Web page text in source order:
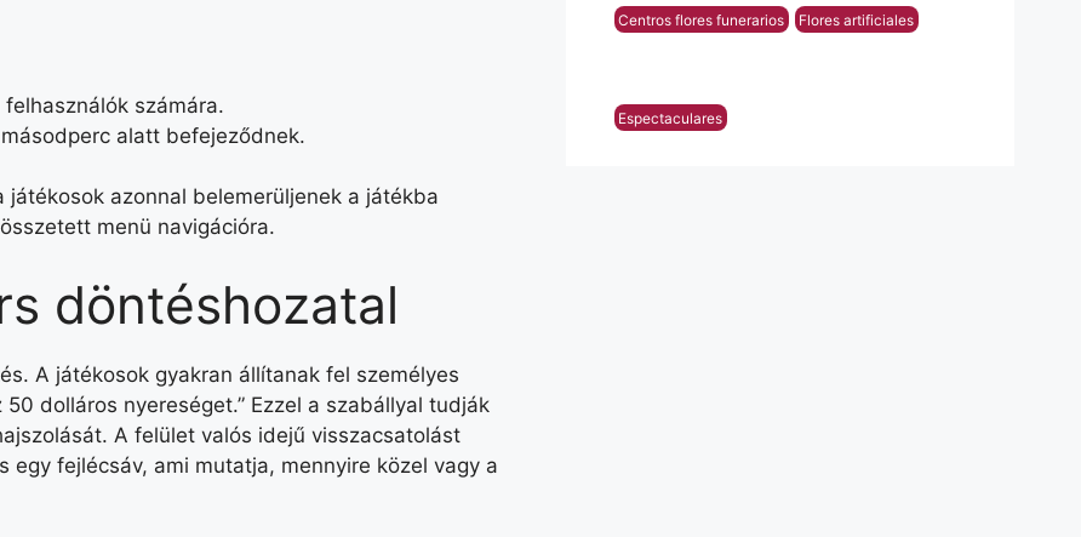
számára.
alatt befejeződnek.
azonnal belemerüljenek a játékba
menü navigációra.
döntéshozatal
A játékosok gyakran állítanak fel személyes
dolláros nyereséget.” Ezzel a szabállyal tudják
A felület valós idejű visszacsatolást
egy fejlécsáv, ami mutatja, mennyire közel vagy a
Centros flores funerarios Flores artificiales
Espectaculares